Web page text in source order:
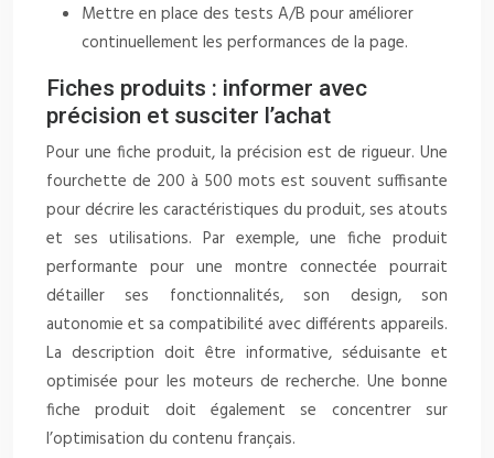
Mettre en place des tests A/B pour améliorer
continuellement les performances de la page.
Fiches produits : informer avec
précision et susciter l’achat
Pour une fiche produit, la précision est de rigueur. Une
fourchette de 200 à 500 mots est souvent suffisante
pour décrire les caractéristiques du produit, ses atouts
et ses utilisations. Par exemple, une fiche produit
performante pour une montre connectée pourrait
détailler ses fonctionnalités, son design, son
autonomie et sa compatibilité avec différents appareils.
La description doit être informative, séduisante et
optimisée pour les moteurs de recherche. Une bonne
fiche produit doit également se concentrer sur
l’optimisation du contenu français.